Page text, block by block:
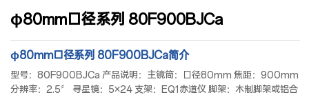
φ80mm口径系列 80F900BJCa
φ80mm口径系列 80F900BJCa简介
型号：80F900BJCa 产品说明：主镜筒：口径80mm 焦距：900mm
分辨率：2.5〞 寻星镜：5×24 支架：EQ1赤道仪 脚架：木制脚架或铝合